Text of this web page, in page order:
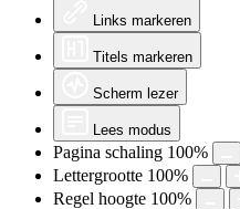
Links markeren
Titels markeren
Scherm lezer
Lees modus
Pagina schaling 100%
Lettergrootte 100%
Regel hoogte 100%